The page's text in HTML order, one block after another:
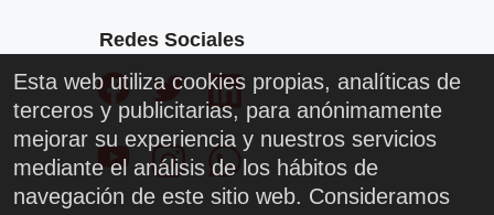
Redes Sociales
Esta web utiliza cookies propias, analíticas de
terceros y publicitarias, para anónimamente
mejorar su experiencia y nuestros servicios
mediante el análisis de los hábitos de
navegación de este sitio web. Consideramos